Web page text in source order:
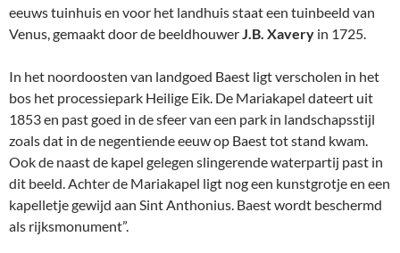
eeuws tuinhuis en voor het landhuis staat een tuinbeeld van
Venus, gemaakt door de beeldhouwer J.B. Xavery in 1725.
In het noordoosten van landgoed Baest ligt verscholen in het
bos het processiepark Heilige Eik. De Mariakapel dateert uit
1853 en past goed in de sfeer van een park in landschapsstijl
zoals dat in de negentiende eeuw op Baest tot stand kwam.
Ook de naast de kapel gelegen slingerende waterpartij past in
dit beeld. Achter de Mariakapel ligt nog een kunstgrotje en een
kapelletje gewijd aan Sint Anthonius. Baest wordt beschermd
als rijksmonument”.